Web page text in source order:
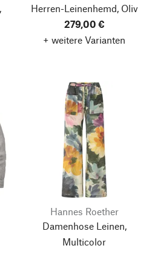
Herren-Leinenhemd, Oliv
279,00 €
+ weitere Varianten
Hannes Roether
Damenhose Leinen,
Multicolor